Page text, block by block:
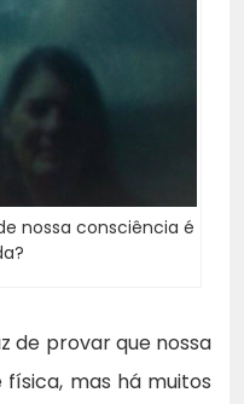
nossa consciência é
de provar que nossa
mas há muitos